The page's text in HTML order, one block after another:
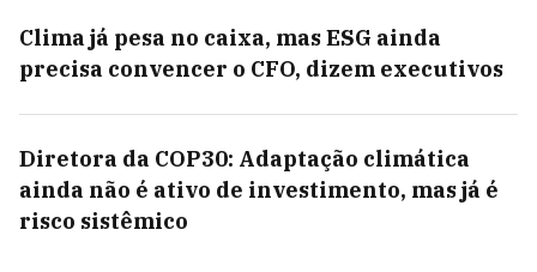
Clima já pesa no caixa, mas ESG ainda
precisa convencer o CFO, dizem executivos
Diretora da COP30: Adaptação climática
ainda não é ativo de investimento, mas já é
risco sistêmico